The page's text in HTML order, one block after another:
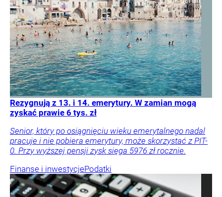
Rezygnują z 13. i 14. emerytury. W zamian mogą
zyskać prawie 6 tys. zł
Senior, który po osiągnięciu wieku emerytalnego nadal
pracuje i nie pobiera emerytury, może skorzystać z PIT-
0. Przy wyższej pensji zysk sięga 5976 zł rocznie.
Finanse i inwestycjePodatki